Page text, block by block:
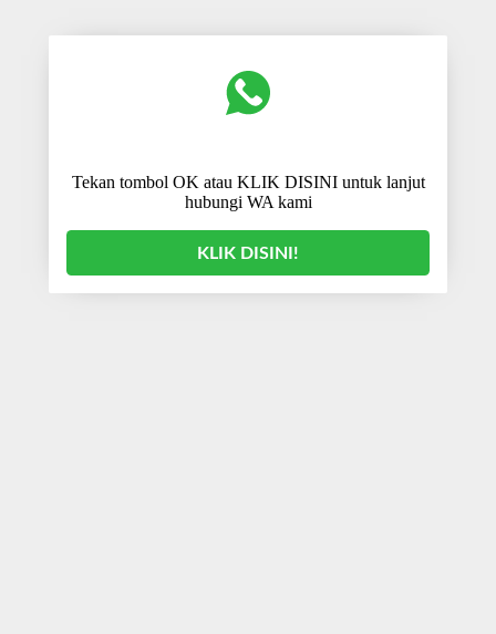
Tekan tombol OK atau KLIK DISINI untuk lanjut
hubungi WA kami
KLIK DISINI!